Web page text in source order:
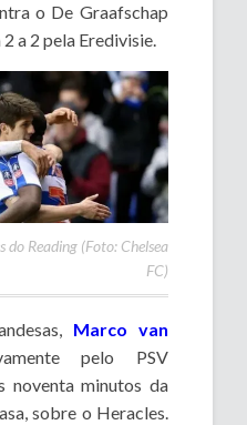
o De Graafschap
a 2 pela Eredivisie.
do Reading (Foto: Chelsea
FC)
Marco van
pelo PSV
noventa minutos da
sobre o Heracles.